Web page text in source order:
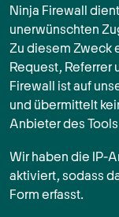
Ninja Firewall
unerwünschten
Zu diesem Zweck
Request, Referrer
Firewall ist auf
und übermittelt
Anbieter des
Wir haben die IP-
aktiviert, sodass
Form erfasst.